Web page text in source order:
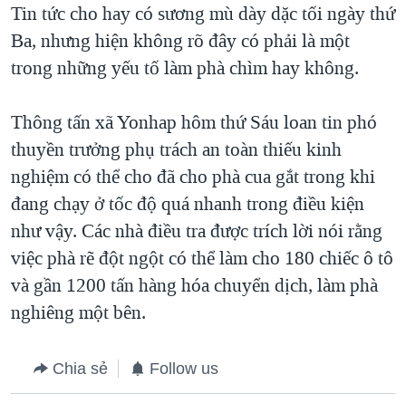
Tin tức cho hay có sương mù dày dặc tối ngày thứ
Ba, nhưng hiện không rõ đây có phải là một
trong những yếu tố làm phà chìm hay không.
Thông tấn xã Yonhap hôm thứ Sáu loan tin phó
thuyền trưởng phụ trách an toàn thiếu kinh
nghiệm có thể cho đã cho phà cua gắt trong khi
đang chạy ở tốc độ quá nhanh trong điều kiện
như vậy. Các nhà điều tra được trích lời nói rằng
việc phà rẽ đột ngột có thể làm cho 180 chiếc ô tô
và gần 1200 tấn hàng hóa chuyển dịch, làm phà
nghiêng một bên.
Chia sẻ Follow us